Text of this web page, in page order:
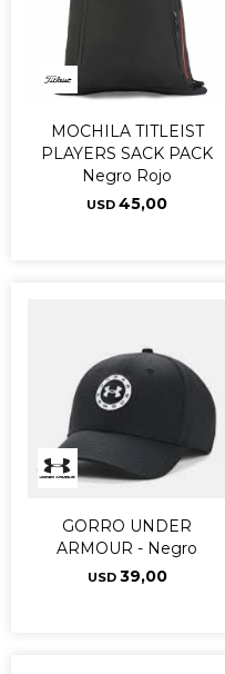
MOCHILA TITLEIST
PLAYERS SACK PACK
Negro Rojo
USD 45,00
GORRO UNDER
ARMOUR - Negro
USD 39,00